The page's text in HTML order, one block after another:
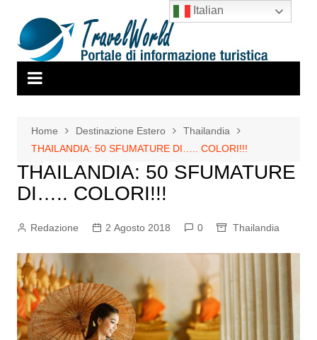
contenuto
Home Destinazione Estero
Thailandia
THAILANDIA: 50 SFUMATURE DI….. COLORI!!!
THAILANDIA: 50 SFUMATURE
DI….. COLORI!!!
Redazione 2 Agosto 2018 0 Thailandia
Italian